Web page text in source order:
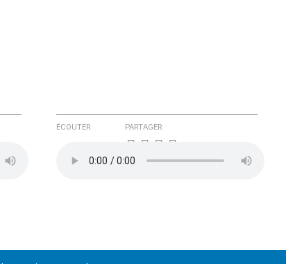
ÉCOUTER PARTAGER